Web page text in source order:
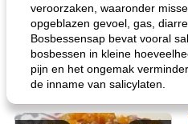
veroorzaken, waaronder
opgeblazen gevoel, gas,
Bosbessensap bevat vooral
bosbessen in kleine
pijn en het ongemak
de inname van salicylaten.